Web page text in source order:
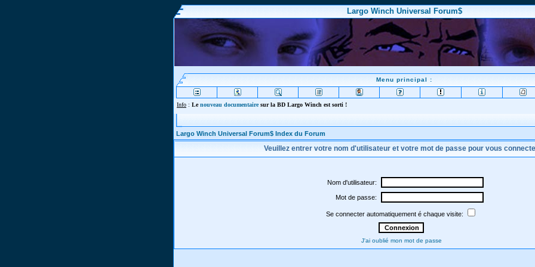
Largo Winch Universal Forum$
Menu principal :
Info : Lenouveau documentairesur la BD Largo Winch est sorti !
Largo Winch Universal Forum$ Index du Forum
Veuillez entrer votre nom d'utilisateur et votre mot de passe pour vous
Nom d'utilisateur:
Mot de passe:
Se connecter automatiquement é chaque visite:
J'ai oublié mon mot de passe